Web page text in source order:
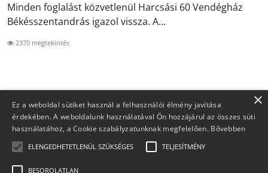
Minden foglalást közvetlenül Harcsási 60 Vendégház
Békésszentandrás igazol vissza. A...
2370 megtekintés
×
Ez a weboldal sütiket használ a felhasználói élmény javítása
érdekében. A weboldalunk használatával Ön hozzájárul az összes süti
használatához, a Cookie szabályzatunknak megfelelően. Bővebben
ELENGEDHETETLENÜL SZÜKSÉGES TELJESÍTMÉNY
BESOROLATLAN